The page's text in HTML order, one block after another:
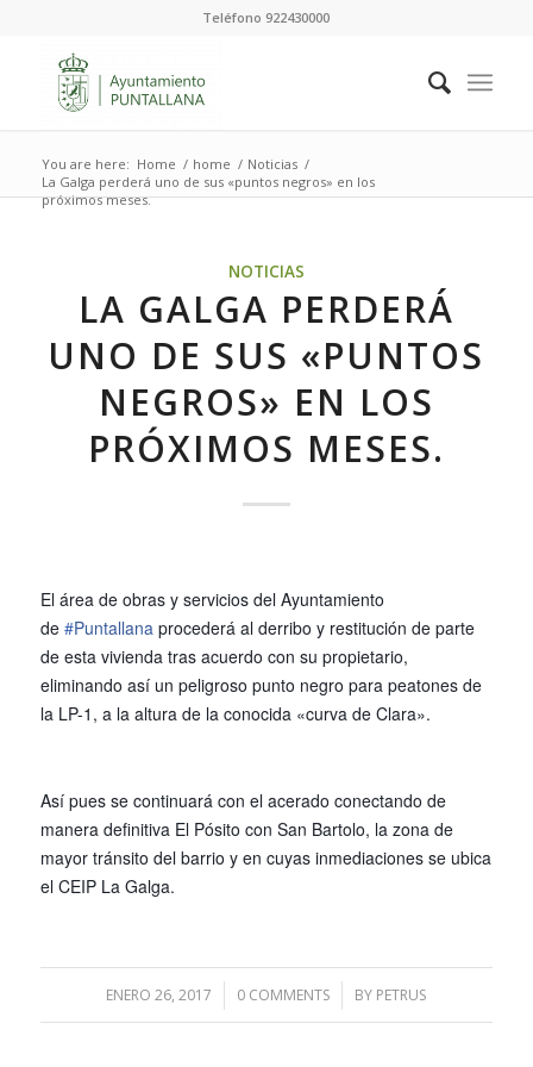
Teléfono 922430000
You are here: Home / home / Noticias /
La Galga perderá uno de sus «puntos negros» en los
próximos meses.
NOTICIAS
LA GALGA PERDERÁ
UNO DE SUS «PUNTOS
NEGROS» EN LOS
PRÓXIMOS MESES.
El área de obras y servicios del Ayuntamiento
de #Puntallana procederá al derribo y restitución de parte
de esta vivienda tras acuerdo con su propietario,
eliminando así un peligroso punto negro para peatones de
la LP-1, a la altura de la conocida «curva de Clara».
Así pues se continuará con el acerado conectando de
manera definitiva El Pósito con San Bartolo, la zona de
mayor tránsito del barrio y en cuyas inmediaciones se ubica
el CEIP La Galga.
ENERO 26, 2017
/ 0 COMMENTS
/ BY PETRUS